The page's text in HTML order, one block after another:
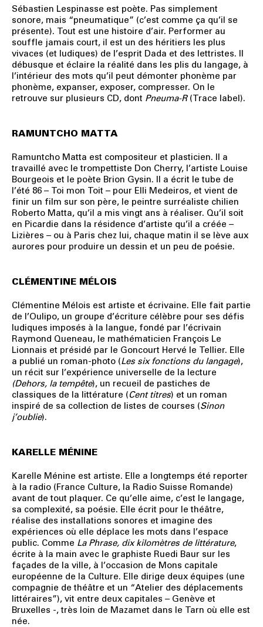
Sébastien Lespinasse est poète. Pas simplement
sonore, mais “pneumatique” (c’est comme ça qu’il se
présente). Tout est une histoire d’air. Performer au
souffle jamais court, il est un des héritiers les plus
vivaces (et ludiques) de l’esprit Dada et des lettristes. Il
débusque et éclaire la réalité dans les plis du langage, à
l’intérieur des mots qu’il peut démonter phonème par
phonème, expanser, exposer, compresser. On le
retrouve sur plusieurs CD, dont Pneuma-R(Trace label).
RAMUNTCHO MATTA
Ramuntcho Matta est compositeur et plasticien. Il a
travaillé avec le trompettiste Don Cherry, l’artiste Louise
Bourgeois et le poète Brion Gysin. ll a écrit le tube de
l’été 86 – Toi mon Toit – pour Elli Medeiros, et vient de
finir un film sur son père, le peintre surréaliste chilien
Roberto Matta, qu’il a mis vingt ans à réaliser. Qu’il soit
en Picardie dans la résidence d’artiste qu’il a créée –
Lizières – ou à Paris chez lui, chaque matin il se lève aux
aurores pour produire un dessin et un peu de poésie.
CLÉMENTINE MÉLOIS
Clémentine Mélois est artiste et écrivaine. Elle fait partie
de l’Oulipo, un groupe d’écriture célèbre pour ses défis
ludiques imposés à la langue, fondé par l’écrivain
Raymond Queneau, le mathématicien François Le
Lionnais et présidé par le Goncourt Hervé le Tellier. Elle
a publié un roman-photo (Les six fonctions du langage),
un récit sur l’expérience universelle de la lecture
(Dehors, la tempête), un recueil de pastiches de
classiques de la littérature (Cent titres) et un roman
inspiré de sa collection de listes de courses (Sinon
j’oublie).
KARELLE MÉNINE
Karelle Ménine est artiste. Elle a longtemps été reporter
à la radio (France Culture, la Radio Suisse Romande)
avant de tout plaquer. Ce qu’elle aime, c’est le langage,
sa complexité, sa poésie. Elle écrit pour le théâtre,
réalise des installations sonores et imagine des
expériences où elle déplace les mots dans l’espace
public. Comme La Phrase, dix kilomètres de littérature,
écrite à la main avec le graphiste Ruedi Baur sur les
façades de la ville, à l’occasion de Mons capitale
européenne de la Culture. Elle dirige deux équipes (une
compagnie de théâtre et un “Atelier des déplacements
littéraires”), vit entre deux capitales – Genève et
Bruxelles -, très loin de Mazamet dans le Tarn où elle est
née.